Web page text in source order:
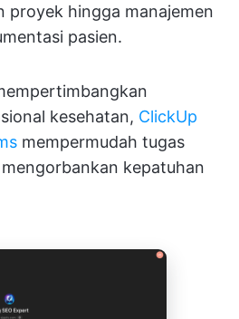
proyek hingga manajemen
pasien.
kesehatan, ClickUp
mempermudah tugas
kepatuhan